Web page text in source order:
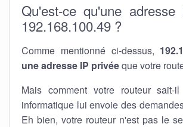
Qu'est-ce qu'une
192.168.100.49 ?
Comme mentionné ci-dessus,
une adresse IP privéeque votre
Mais comment votre routeur sait-
informatique lui envoie des
Eh bien, votre routeur n'est pas le